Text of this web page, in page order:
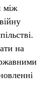
між
на